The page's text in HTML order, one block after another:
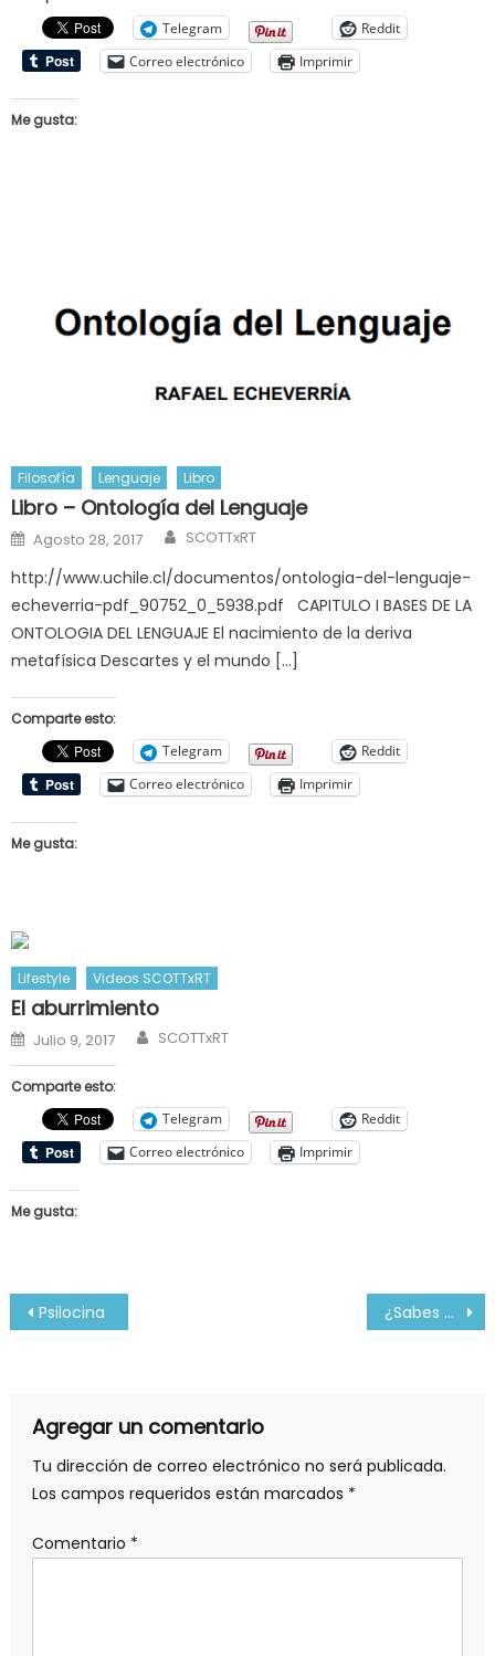
Telegram
Reddit
Correo electrónico
Imprimir
Me gusta:
Filosofía Lenguaje Libro
Libro – Ontología del Lenguaje
Posted
on
Agosto 28, 2017 Author
SCOTTxRT
http://www.uchile.cl/documentos/ontologia-del-lenguaje-
echeverria-pdf_90752_0_5938.pdf CAPITULO I BASES DE LA
ONTOLOGIA DEL LENGUAJE El nacimiento de la deriva
metafísica Descartes y el mundo […]
Comparte esto:
Telegram
Reddit
Correo electrónico
Imprimir
Me gusta:
Lifestyle Videos SCOTTxRT
El aburrimiento
Posted
on
Julio 9, 2017 Author
SCOTTxRT
Comparte esto:
Telegram
Reddit
Correo electrónico
Imprimir
Me gusta:
Navegación
Psilocina ¿Sabes cual es la unidad de medida de longitud mas pequeña?
Agregar un comentario
Tu dirección de correo electrónico no será publicada.
Los campos requeridos están marcados *
Comentario *